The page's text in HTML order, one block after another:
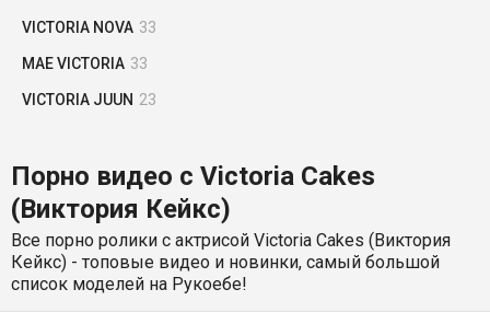
Порно видео с Victoria Cakes
(Виктория Кейкс)
Все порно ролики с актрисой Victoria Cakes (Виктория
Кейкс) - топовые видео и новинки, самый большой
список моделей на Рукоебе!
VICTORIA NOVA 33
MAE VICTORIA 33
VICTORIA JUUN 23